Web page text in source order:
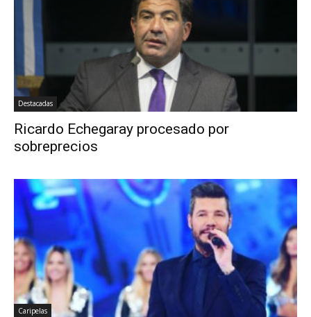
Destacadas
Ricardo Echegaray procesado por
sobreprecios
Caripelas